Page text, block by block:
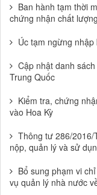
Ban hành tạm thời
chứng nhận chất
Úc tạm ngừng
Cập nhật danh
Trung Quốc
Kiểm tra, chứng
vào Hoa Kỳ
Thông tư 286/2016/
nộp, quản lý và sử
Bổ sung phạm vi
vụ quản lý nhà nước